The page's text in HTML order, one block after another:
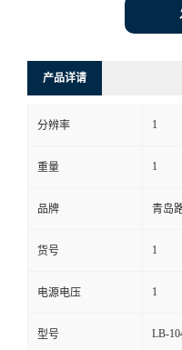
方
式
在
线
留
产品详请
分辨率 1
重量 1
品牌 青岛
货号 1
电源电压 1
型号 LB-